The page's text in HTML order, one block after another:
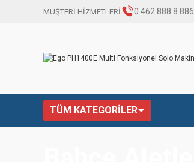
MÜŞTERİ HİZMETLERİ 0 462 888 8 886
TÜM KATEGORİLER